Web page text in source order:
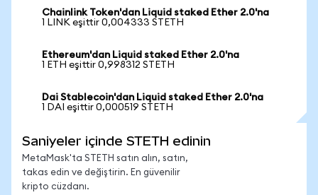
Chainlink Token'dan Liquid staked Ether 2.0'na
1 LINK eşittir 0,004333 STETH
Ethereum'dan Liquid staked Ether 2.0'na
1 ETH eşittir 0,998312 STETH
Dai Stablecoin'dan Liquid staked Ether 2.0'na
1 DAI eşittir 0,000519 STETH
Saniyeler içinde STETH edinin
MetaMask'ta STETH satın alın, satın,
takas edin ve değiştirin. En güvenilir
kripto cüzdanı.